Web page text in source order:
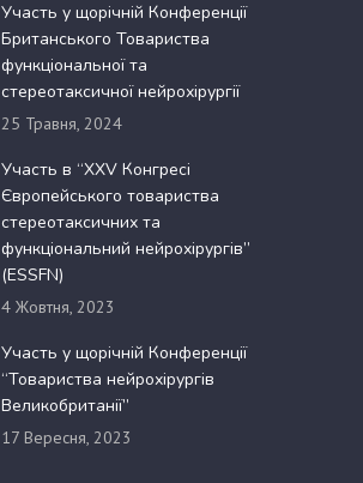
Участь у щорічній Конференції
Британського Товариства
функціональної та
стереотаксичної нейрохірургії
25 Травня, 2024
Участь в “XXV Конгресі
Європейського товариства
стереотаксичних та
функціональний нейрохірургів”
(ESSFN)
4 Жовтня, 2023
Участь у щорічній Конференції
“Товариства нейрохірургів
Великобританії”
17 Вересня, 2023